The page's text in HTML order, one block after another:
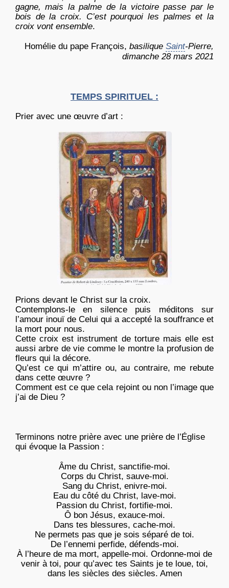
gagne, mais la palme de la victoire passe par le
bois de la croix. C’est pourquoi les palmes et la
croix vont ensemble.
Homélie du pape François, basilique Saint-Pierre,
dimanche 28 mars 2021
TEMPS SPIRITUEL :
Prier avec une œuvre d’art :
Prions devant le Christ sur la croix.
Contemplons-le en silence puis méditons sur
l’amour inouï de Celui qui a accepté la souffrance et
la mort pour nous.
Cette croix est instrument de torture mais elle est
aussi arbre de vie comme le montre la profusion de
fleurs qui la décore.
Qu’est ce qui m’attire ou, au contraire, me rebute
dans cette œuvre ?
Comment est ce que cela rejoint ou non l’image que
j’ai de Dieu ?
Terminons notre prière avec une prière de l’Église
qui évoque la Passion :
Âme du Christ, sanctifie-moi.
Corps du Christ, sauve-moi.
Sang du Christ, enivre-moi.
Eau du côté du Christ, lave-moi.
Passion du Christ, fortifie-moi.
Ô bon Jésus, exauce-moi.
Dans tes blessures, cache-moi.
Ne permets pas que je sois séparé de toi.
De l’ennemi perfide, défends-moi.
À l’heure de ma mort, appelle-moi. Ordonne-moi de
venir à toi, pour qu’avec tes Saints je te loue, toi,
dans les siècles des siècles. Amen